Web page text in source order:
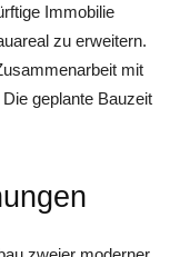
Immobilie
zu erweitern.
mit
geplante Bauzeit